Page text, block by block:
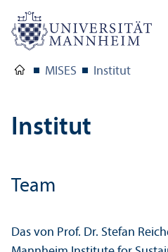
MISES Institut
Institut
Team
Das von Prof. Dr. Stefan